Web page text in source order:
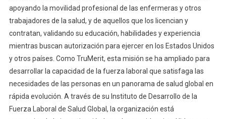
apoyando la movilidad profesional de las enfermeras y otros
trabajadores de la salud, y de aquellos que los licencian y
contratan, validando su educación, habilidades y experiencia
mientras buscan autorización para ejercer en los Estados Unidos
y otros países. Como TruMerit, esta misión se ha ampliado para
desarrollar la capacidad de la fuerza laboral que satisfaga las
necesidades de las personas en un panorama de salud global en
rápida evolución. A través de su Instituto de Desarrollo de la
Fuerza Laboral de Salud Global, la organización está